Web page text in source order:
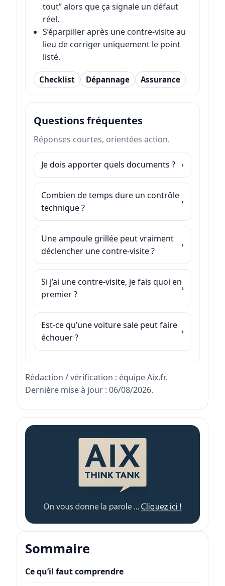
tout” alors que ça signale un défaut
réel.
S’éparpiller après une contre-visite au
lieu de corriger uniquement le point
listé.
Checklist Dépannage Assurance
Questions fréquentes
Réponses courtes, orientées action.
Je dois apporter quels documents ?
Combien de temps dure un contrôle
technique ?
Une ampoule grillée peut vraiment
déclencher une contre-visite ?
Si j’ai une contre-visite, je fais quoi en
premier ?
Est-ce qu’une voiture sale peut faire
échouer ?
Rédaction / vérification : équipe Aix.fr.
Dernière mise à jour : 06/08/2026.
Sommaire
Ce qu’il faut comprendre